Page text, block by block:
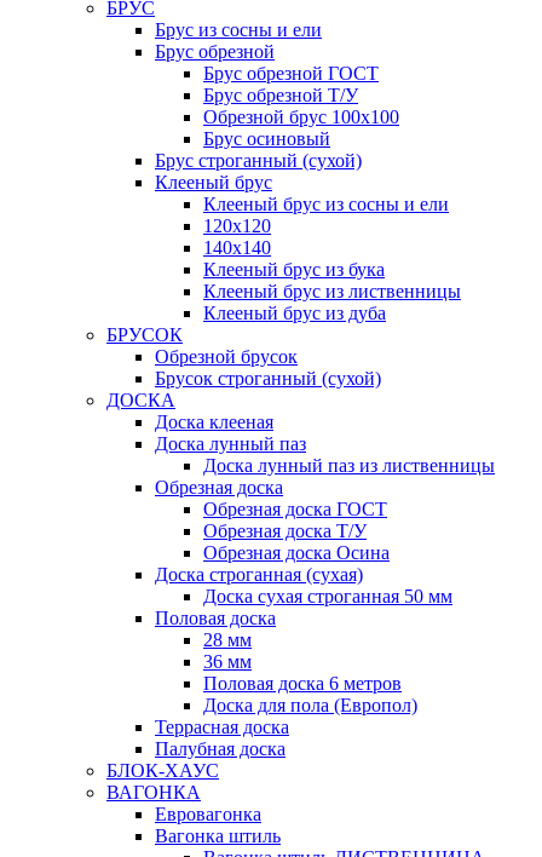
БРУС
Брус из сосны и ели
Брус обрезной
Брус обрезной ГОСТ
Брус обрезной Т/У
Обрезной брус 100х100
Брус осиновый
Брус строганный (сухой)
Клееный брус
Клееный брус из сосны и ели
120х120
140х140
Клееный брус из бука
Клееный брус из лиственницы
Клееный брус из дуба
БРУСОК
Обрезной брусок
Брусок строганный (сухой)
ДОСКА
Доска клееная
Доска лунный паз
Доска лунный паз из лиственницы
Обрезная доска
Обрезная доска ГОСТ
Обрезная доска Т/У
Обрезная доска Осина
Доска строганная (сухая)
Доска сухая строганная 50 мм
Половая доска
28 мм
36 мм
Половая доска 6 метров
Доска для пола (Европол)
Террасная доска
Палубная доска
БЛОК-ХАУС
ВАГОНКА
Евровагонка
Вагонка штиль